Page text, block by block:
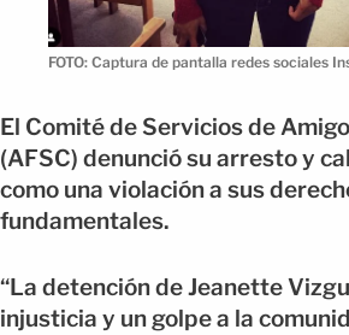
FOTO: Captura de pantalla redes sociales
El Comité de Servicios de
(AFSC) denunció su arresto y
como una violación a sus
fundamentales.
“La detención de Jeanette
injusticia y un golpe a la